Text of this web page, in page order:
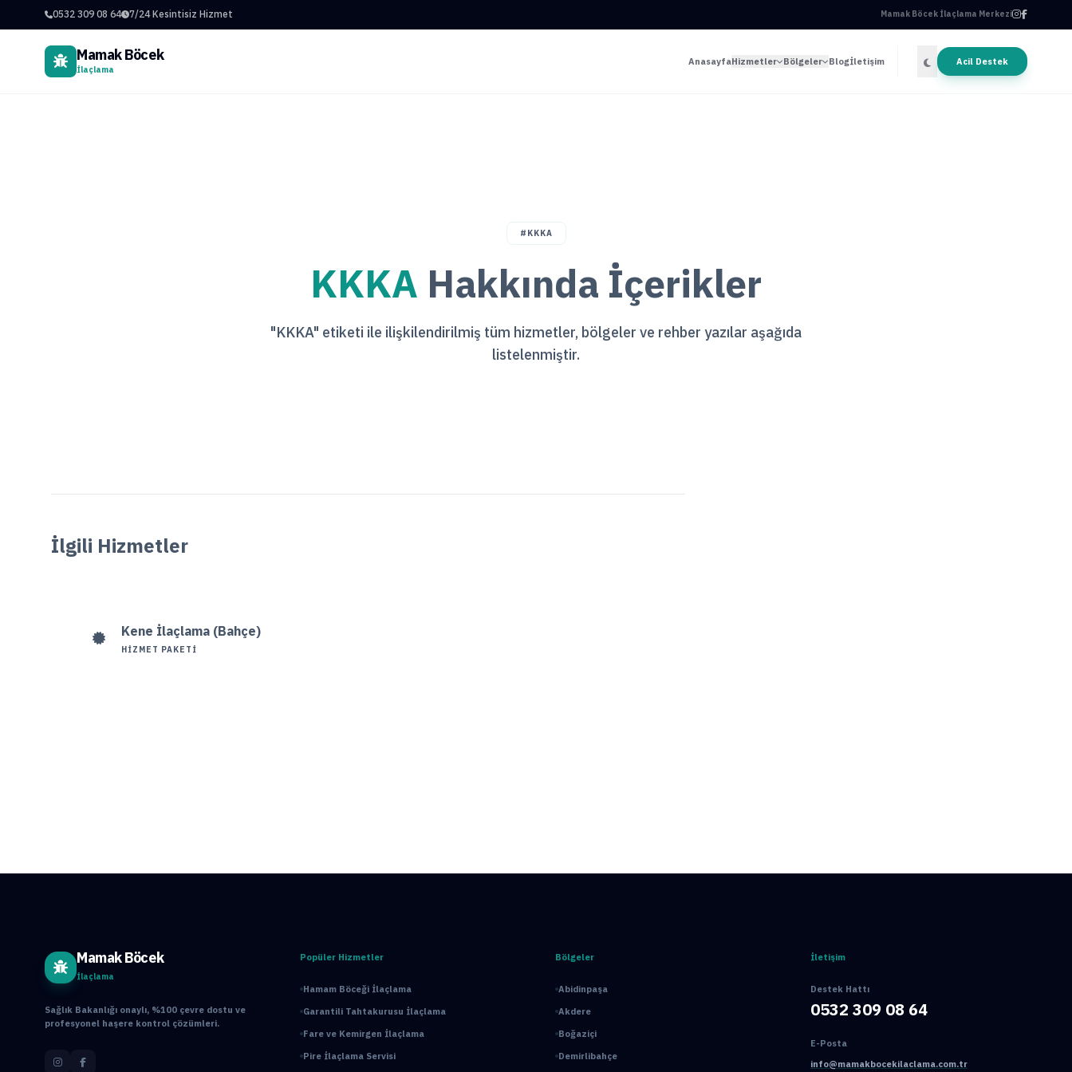
0532 309 08 64 7/24 Kesintisiz Hizmet Mamak Böcek İlaçlama Merkezi
Mamak Böcek
İlaçlama
AnasayfaHizmetler Bölgeler Blogİletişim Acil Destek
#KKKA
KKKA Hakkında İçerikler
"KKKA" etiketi ile ilişkilendirilmiş tüm hizmetler, bölgeler ve rehber yazılar aşağıda
listelenmiştir.
İlgili Hizmetler
Kene İlaçlama (Bahçe)
HIZMET PAKETI
Mamak Böcek
İlaçlama
Sağlık Bakanlığı onaylı, %100 çevre dostu ve
profesyonel haşere kontrol çözümleri.
Popüler Hizmetler
Hamam Böceği İlaçlama
Garantili Tahtakurusu İlaçlama
Fare ve Kemirgen İlaçlama
Pire İlaçlama Servisi
Bölgeler
Abidinpaşa
Akdere
Boğaziçi
Demirlibahçe
İletişim
Destek Hattı
0532 309 08 64
E-Posta
info@mamakbocekilaclama.com.tr